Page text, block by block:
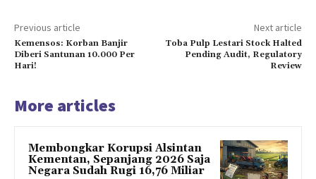
Previous article
Kemensos: Korban Banjir
Diberi Santunan 10.000 Per
Hari!
Next article
Toba Pulp Lestari Stock Halted
Pending Audit, Regulatory
Review
More articles
Membongkar Korupsi Alsintan
Kementan, Sepanjang 2026 Saja
Negara Sudah Rugi 16,76 Miliar